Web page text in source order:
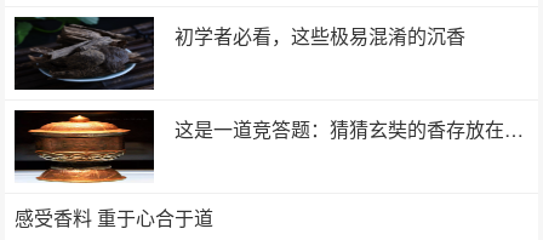
初学者必看，这些极易混淆的沉香
这是一道竞答题：猜猜玄奘的香存放在哪里
感受香料 重于心合于道